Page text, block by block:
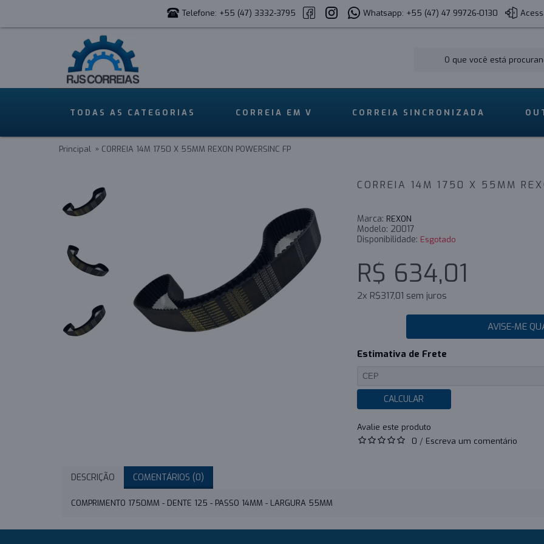
Telefone: +55 (47) 3332-3795 Whatsapp: +55 (47) 47 99726-0130
TODAS AS CATEGORIAS CORREIA EM V CORREIA SINCRONIZADA
Principal CORREIA 14M 1750 X 55MM REXON POWERSINC FP
CORREIA 14M 1750 X 55MM
Marca: REXON
Modelo: 20017
Disponibilidade: Esgotado
R$ 634,01
2x R$317,01 sem juros
AVISE-ME
Estimativa de Frete
CALCULAR
0 / Escreva um comentário
DESCRIÇÃO COMENTÁRIOS (0)
COMPRIMENTO 1750MM - DENTE 125 - PASSO 14MM - LARGURA 55MM